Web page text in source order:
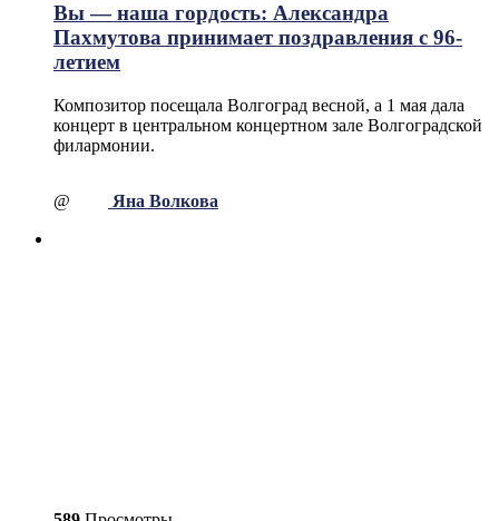
Вы — наша гордость: Александра
Пахмутова принимает поздравления с 96-
летием
Композитор посещала Волгоград весной, а 1 мая дала
концерт в центральном концертном зале Волгоградской
филармонии.
@ Яна Волкова